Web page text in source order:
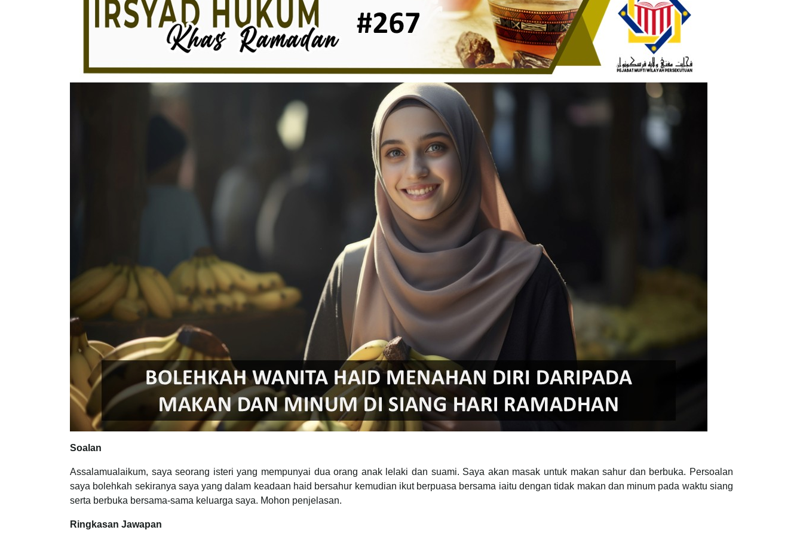
Soalan
Assalamualaikum, saya seorang isteri yang mempunyai dua orang anak lelaki dan suami. Saya akan masak untuk makan sahur dan berbuka. Persoalan
saya bolehkah sekiranya saya yang dalam keadaan haid bersahur kemudian ikut berpuasa bersama iaitu dengan tidak makan dan minum pada waktu siang
serta berbuka bersama-sama keluarga saya. Mohon penjelasan.
Ringkasan Jawapan